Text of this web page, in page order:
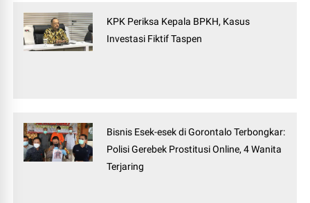
KPK Periksa Kepala BPKH, Kasus
Investasi Fiktif Taspen
Bisnis Esek-esek di Gorontalo Terbongkar:
Polisi Gerebek Prostitusi Online, 4 Wanita
Terjaring